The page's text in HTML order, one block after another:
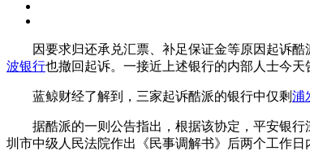
因要求归还承兑汇票、补足保证金等原因起诉酷
波银行也撤回起诉。一接近上述银行的内部人士今
蓝鲸财经了解到，三家起诉酷派的银行中仅剩浦
据酷派的一则公告指出，根据该协定，平安银行
圳市中级人民法院作出《民事调解书》后两个工作